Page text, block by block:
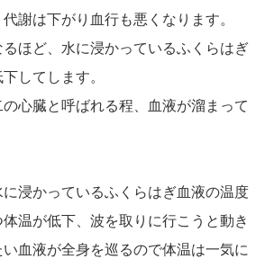
謝は下がり血行も悪くなります。
ほど、水に浸かっているふくらはぎ
してします。
心臓と呼ばれる程、血液が溜まって
浸かっているふくらはぎ血液の温度
温が低下、波を取りに行こうと動き
血液が全身を巡るので体温は一気に